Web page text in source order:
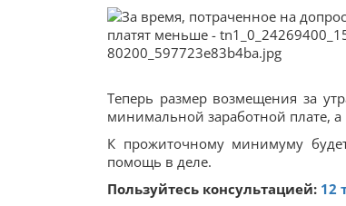
Теперь размер возмещения за
минимальной заработной плате,
К прожиточному минимуму
помощь в деле.
Пользуйтесь консультацией: 12